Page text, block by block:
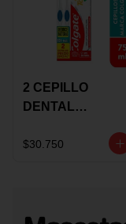
2 CEPILLO
DENTAL
+CREMA
$30.750